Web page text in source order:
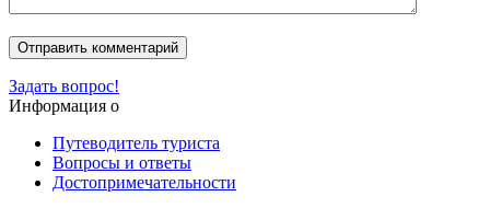
Задать вопрос!
Информация о
Путеводитель туриста
Вопросы и ответы
Достопримечательности